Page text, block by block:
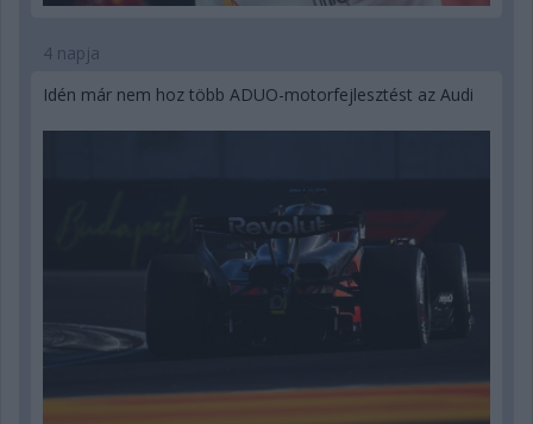
4 napja
Idén már nem hoz több ADUO-motorfejlesztést az Audi